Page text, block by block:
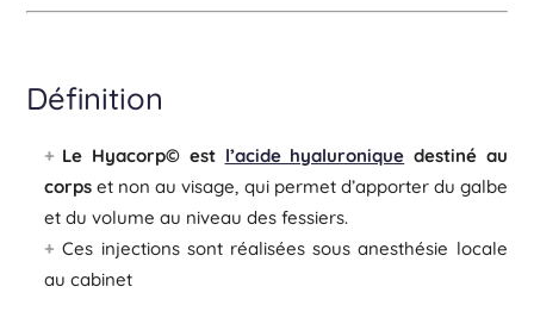
Définition
Le Hyacorp© est l’acide hyaluronique destiné au
corps et non au visage, qui permet d’apporter du galbe
et du volume au niveau des fessiers.
Ces injections sont réalisées sous anesthésie locale
au cabinet